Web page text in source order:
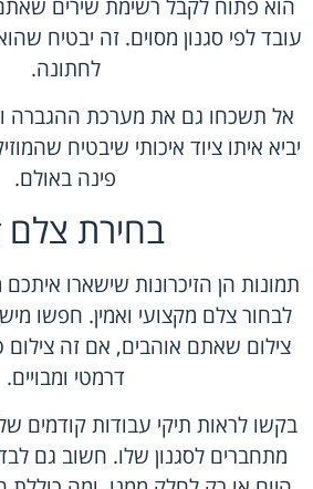
הוא פתוח לקבל רשימת שירים
עובד לפי סגנון מסוים. זה יבטיח
לחתונה.
אל תשכחו גם את מערכת ההגברה
יביא איתו ציוד איכותי שיבטיח
פינה באולם.
בחירת
תמונות הן הזיכרונות שישארו
לבחור צלם מקצועי ואמין. חפשו
צילום שאתם אוהבים, אם זה צילום
דרמטי ומבויים.
בקשו לראות תיקי עבודות קודמים
מתחברים לסגנון שלו. חשוב גם